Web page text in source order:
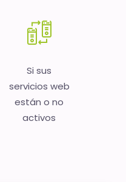
Si sus
servicios web
están o no
activos